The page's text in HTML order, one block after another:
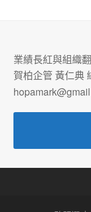
業績長紅與組織
賀柏企管 黃仁典